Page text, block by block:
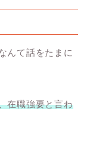
んて話をたまに
在職強要と言わ